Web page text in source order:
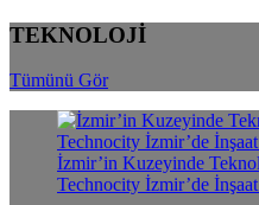
TEKNOLOJİ
Tümünü Gör
İzmir’in Kuzeyinde
Technocity İzmir’de